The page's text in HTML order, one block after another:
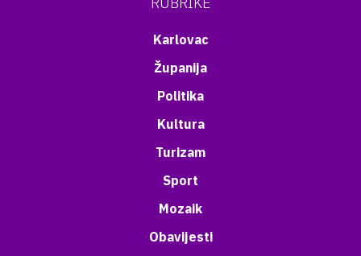
Karlovac
Županija
Politika
Kultura
Turizam
Sport
Mozaik
Obavijesti